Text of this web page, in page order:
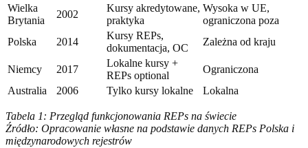
Wielka
Brytania
2002
Kursy akredytowane,
praktyka
Wysoka w UE,
ograniczona poza
Polska
2014
Kursy REPs,
dokumentacja, OC
Zależna od kraju
Niemcy 2017
Lokalne kursy +
REPs optional
Ograniczona
Australia
2006 Tylko kursy lokalne Lokalna
Tabela 1: Przegląd funkcjonowania REPs na świecie
Źródło: Opracowanie własne na podstawie danych REPs Polska i
międzynarodowych rejestrów